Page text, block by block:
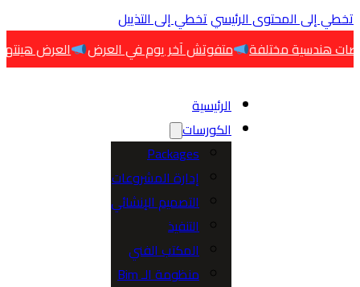
إلى المحتوى الرئيسيتخطي إلى التذييل
متفوتش آخر يوم في العرض
العرض هينتهي اليوم
الرئيسية
الكورسات
Packages
إدارة المشروعات
التصميم الإنشائي
التنفيذ
المكتب الفني
منظومة الـ Bim